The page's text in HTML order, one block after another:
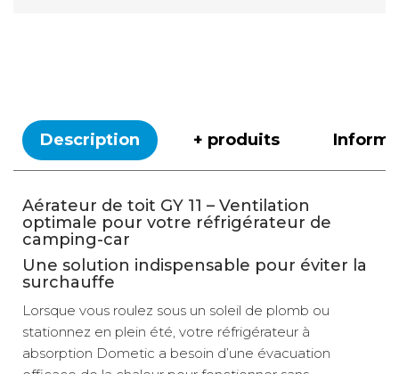
Description + produits
Aérateur de toit GY 11 – Ventilation
optimale pour votre réfrigérateur de
camping-car
Une solution indispensable pour éviter la
surchauffe
Lorsque vous roulez sous un soleil de plomb ou
stationnez en plein été, votre réfrigérateur à
absorption Dometic a besoin d’une évacuation